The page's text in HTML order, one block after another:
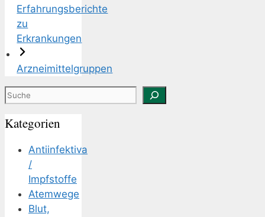
Erfahrungsberichte
zu
Erkrankungen
Arzneimittelgruppen
Suchen
Kategorien
Antiinfektiva
/
Impfstoffe
Atemwege
Blut,